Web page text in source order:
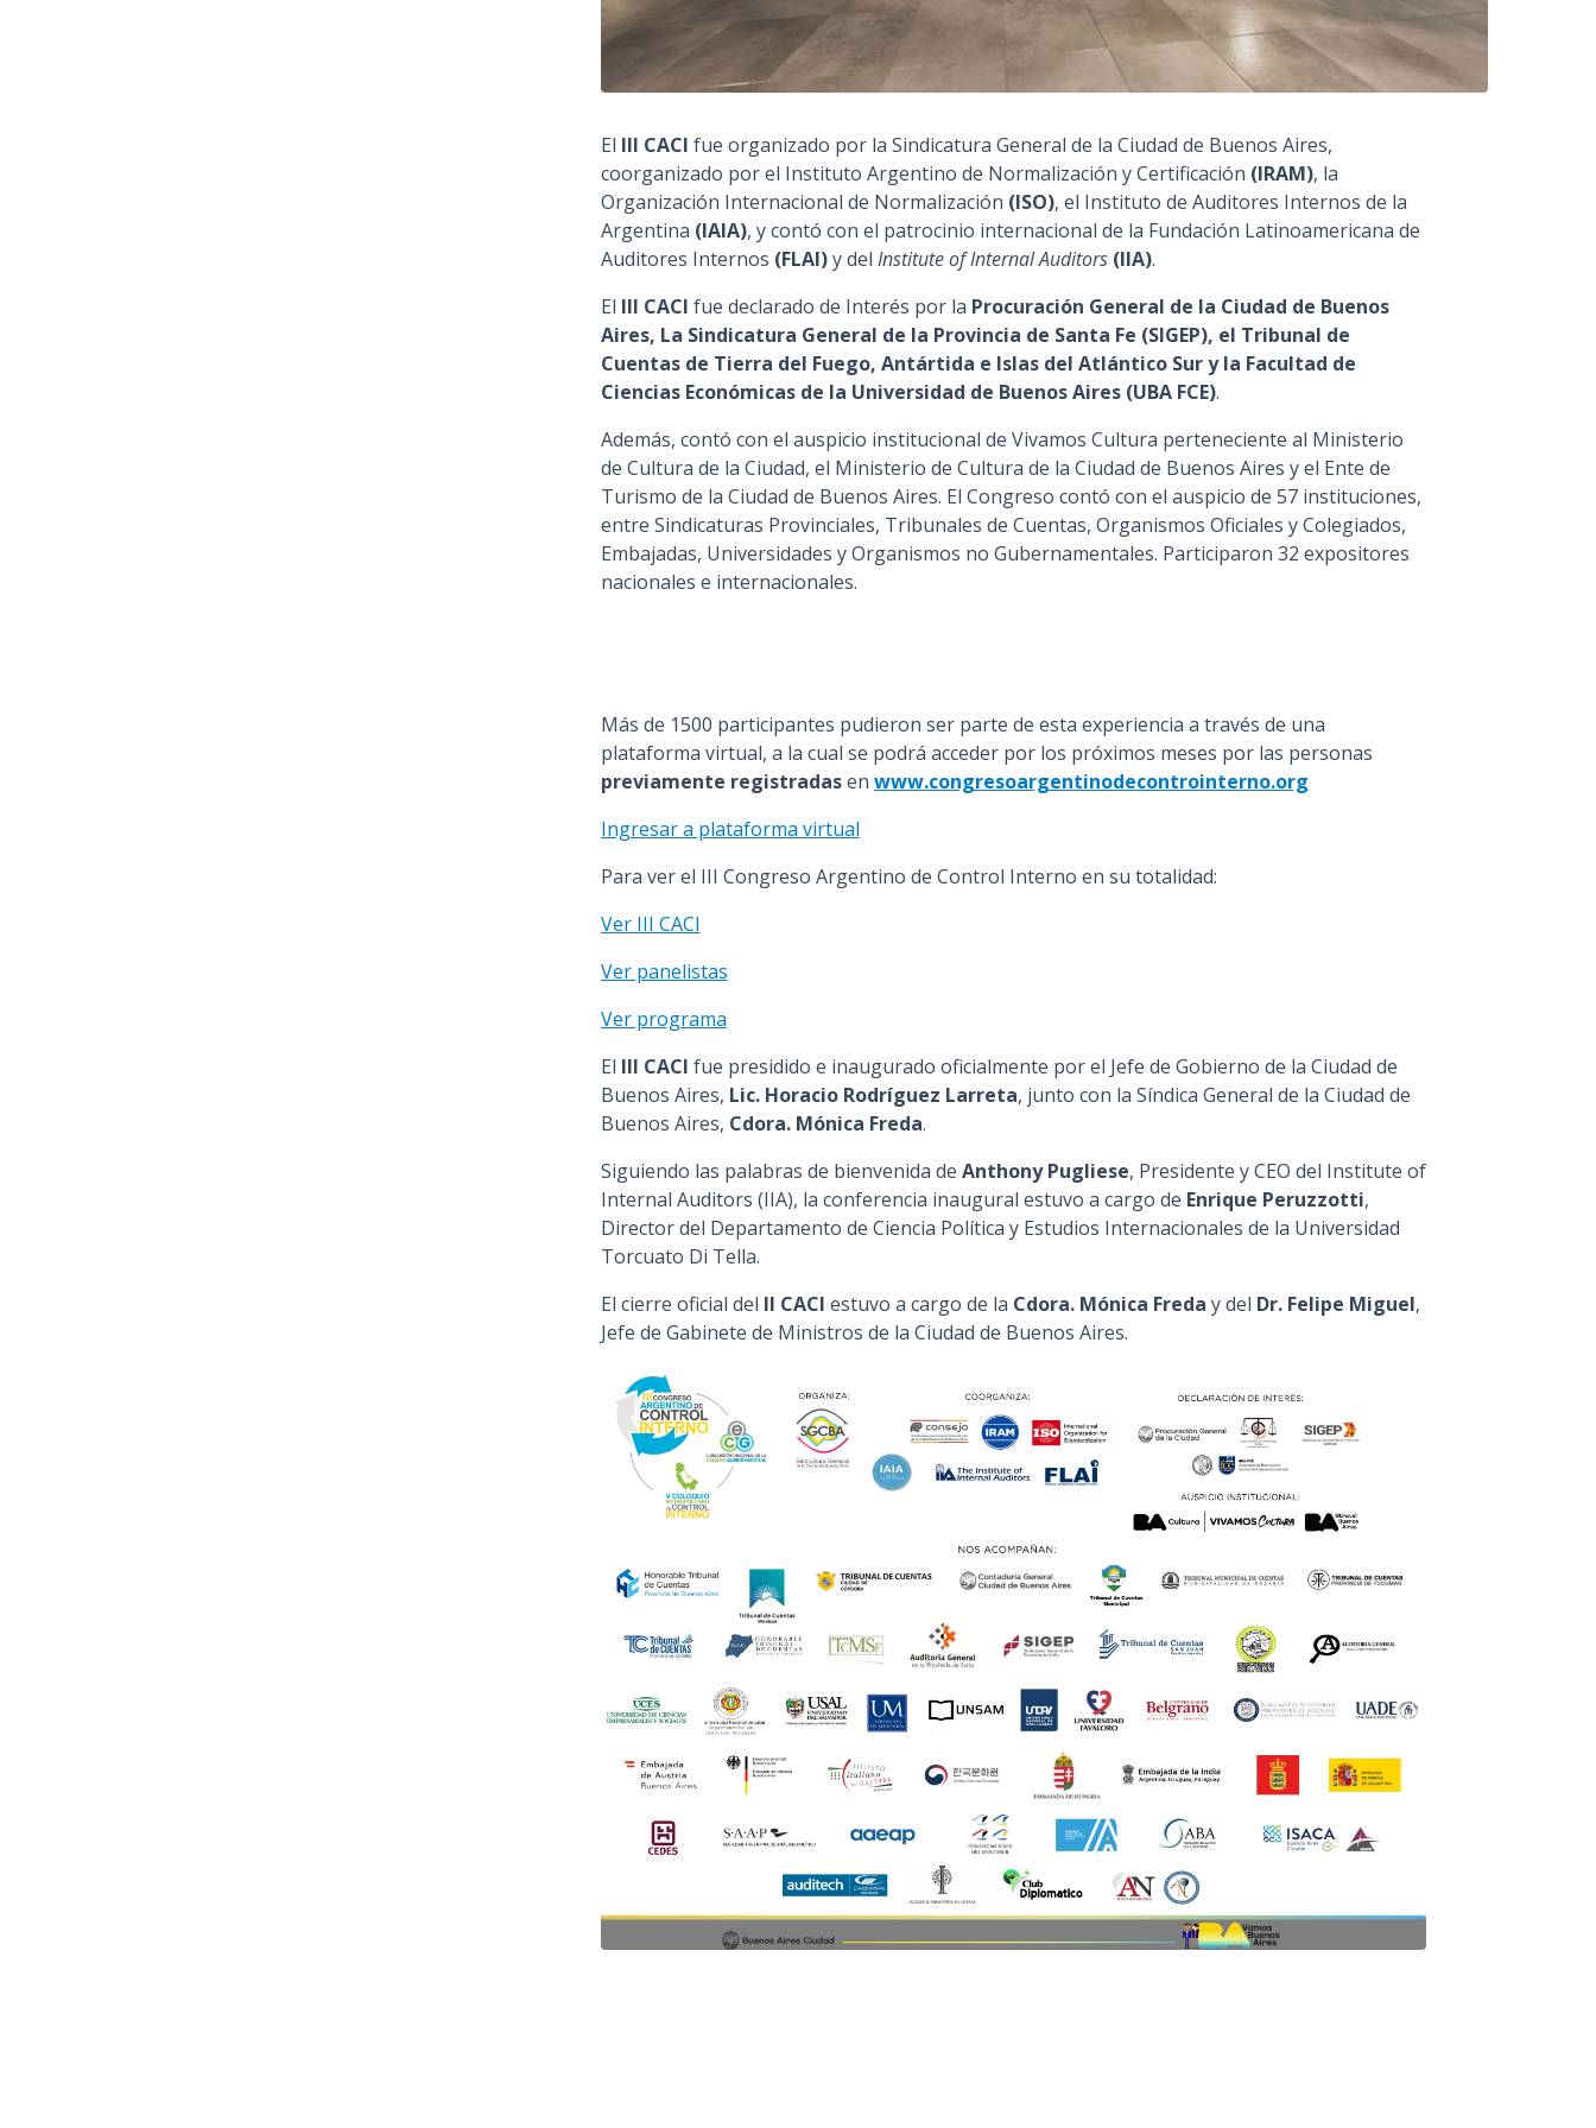
El III CACI fue organizado por la Sindicatura General de la Ciudad de Buenos Aires,
coorganizado por el Instituto Argentino de Normalización y Certificación (IRAM), la
Organización Internacional de Normalización (ISO), el Instituto de Auditores Internos de la
Argentina (IAIA), y contó con el patrocinio internacional de la Fundación Latinoamericana de
Auditores Internos (FLAI)y del Institute of Internal Auditors (IIA).
El III CACI fue declarado de Interés por la Procuración General de la Ciudad de Buenos
Aires, La Sindicatura General de la Provincia de Santa Fe (SIGEP), el Tribunal de
Cuentas de Tierra del Fuego, Antártida e Islas del Atlántico Sur y la Facultad de
Ciencias Económicas de la Universidad de Buenos Aires (UBA FCE).
Además, contó con el auspicio institucional de Vivamos Cultura perteneciente al Ministerio
de Cultura de la Ciudad, el Ministerio de Cultura de la Ciudad de Buenos Aires y el Ente de
Turismo de la Ciudad de Buenos Aires. El Congreso contó con el auspicio de 57 instituciones,
entre Sindicaturas Provinciales, Tribunales de Cuentas, Organismos Oficiales y Colegiados,
Embajadas, Universidades y Organismos no Gubernamentales. Participaron 32 expositores
nacionales e internacionales.
Más de 1500 participantes pudieron ser parte de esta experiencia a través de una
plataforma virtual, a la cual se podrá acceder por los próximos meses por las personas
previamente registradasen www.congresoargentinodecontrointerno.org
Ingresar a plataforma virtual
Para ver el III Congreso Argentino de Control Interno en su totalidad:
Ver III CACI
Ver panelistas
Ver programa
El III CACI fue presidido e inaugurado oficialmente por el Jefe de Gobierno de la Ciudad de
Buenos Aires, Lic. Horacio Rodríguez Larreta, junto con la Síndica General de la Ciudad de
Buenos Aires, Cdora. Mónica Freda.
Siguiendo las palabras de bienvenida de Anthony Pugliese, Presidente y CEO del Institute of
Internal Auditors (IIA), la conferencia inaugural estuvo a cargo de Enrique Peruzzotti,
Director del Departamento de Ciencia Política y Estudios Internacionales de la Universidad
Torcuato Di Tella.
El cierre oficial del II CACI estuvo a cargo de la Cdora. Mónica Freda y del Dr. Felipe Miguel,
Jefe de Gabinete de Ministros de la Ciudad de Buenos Aires.